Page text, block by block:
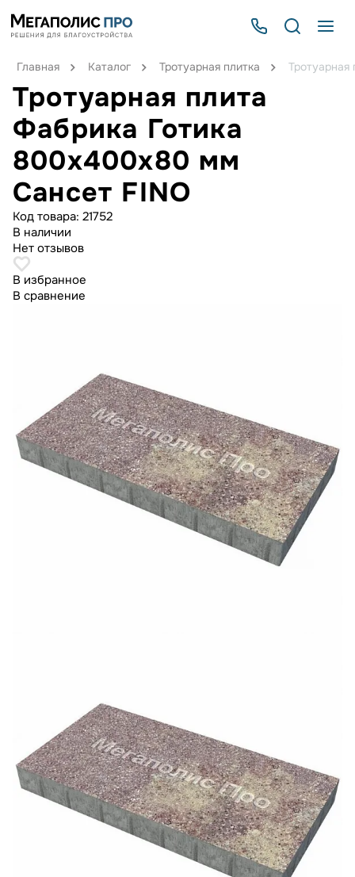
Главная Каталог Тротуарная плитка
Тротуарная плита
Фабрика Готика
800х400х80 мм
Сансет FINO
Код товара: 21752
В наличии
Нет отзывов
В избранное
В сравнение